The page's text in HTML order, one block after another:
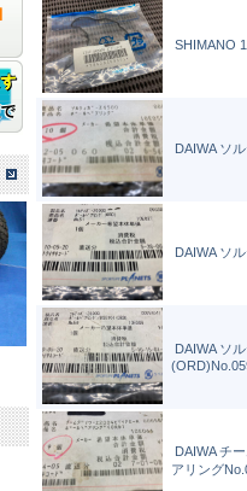
SHIMANO
DAIWA ソ
DAIWA ソ
DAIWA ソ
DAIWA チ
アリング